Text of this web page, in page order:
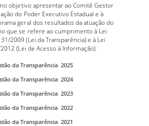
objetivo apresentar ao Comitê Gestor
do Poder Executivo Estadual e à
geral dos resultados da atuação do
que se refere ao cumprimento à Lei
2009 (Lei da Transparência) e à Lei
(Lei de Acesso à Informação).
da Transparência 2025
da Transparência 2024
da Transparência 2023
da Transparência 2022
da Transparência 2021